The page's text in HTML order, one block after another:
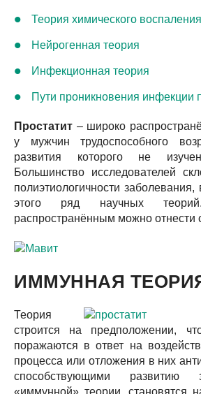
Теория химического воспаления
Нейрогенная теория
Инфекционная теория
Пути проникновения инфекции
Простатит – широко
у мужчин трудоспособного
развития которого не
Большинство исследователей
полиэтиологичности
этого ряд научных
распространённым можно отнести
ИММУННАЯ
Теория
строится на предположении,
поражаются в ответ на
процесса или отложения в них
способствующими развитию
«иммунной» теории, становятся